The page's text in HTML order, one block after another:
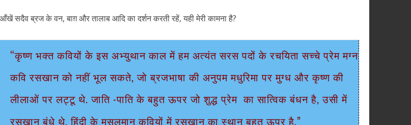
सदैव ब्रज के वन, बाग़ और तालाब आदि का दर्शन करती रहें, यही मेरी कामना है?
“कृष्ण भक्त कवियों के इस अभ्युथान काल में हम अत्यंत सरस पदों के रचयिता सच्चे प्रेम मग्न
कवि रसखान को नहीं भूल सकते, जो ब्रजभाषा की अनुपम मधुरिमा पर मुग्ध और कृष्ण की
लीलाओं पर लट्टू थे. जाति -पाति के बहुत ऊपर जो शुद्ध प्रेम का सात्विक बंधन है, उसी में
रसखान बंधे थे. हिंदी के मुसलमान कवियों में रसखान का स्थान बहुत ऊपर है.”